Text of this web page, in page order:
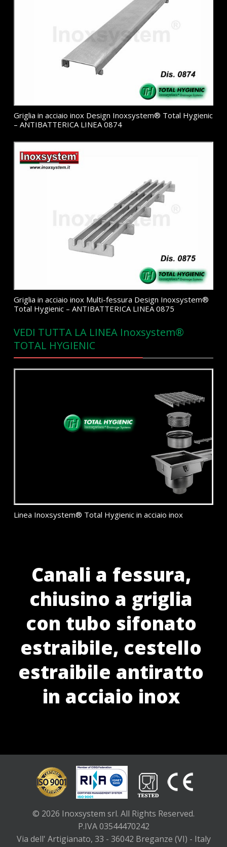
Griglia in acciaio inox Design Inoxsystem® Total Hygienic
– ANTIBATTERICA LINEA 0874
Griglia in acciaio inox Multi-fessura Design Inoxsystem®
Total Hygienic – ANTIBATTERICA LINEA 0875
VEDI TUTTA LA LINEA Inoxsystem®
TOTAL HYGIENIC
Linea Inoxsystem® Total Hygienic in acciaio inox
Canali a fessura,
chiusino a griglia
con tubo sifonato
estraibile, cestello
estraibile antiratto
in acciaio inox
© 2026 Inoxsystem srl. All Rights Reserved.
P.IVA 03544470242
Via dell' Artigianato, 33 - 36042 Breganze (VI) - Italy